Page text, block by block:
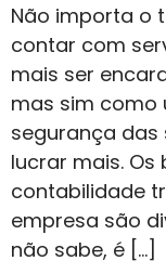
Não importa o
contar com
mais ser
mas sim como
segurança das
lucrar mais.
contabilidade
empresa são
não sabe, é […]